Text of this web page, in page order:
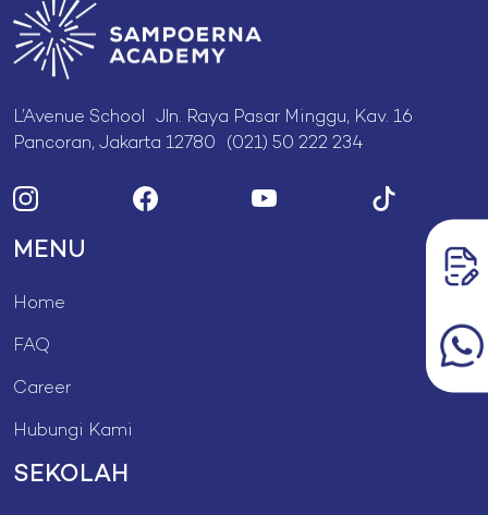
L’Avenue School Jln. Raya Pasar Minggu, Kav. 16
Pancoran, Jakarta 12780 (021) 50 222 234
MENU
Home
FAQ
Career
Hubungi Kami
SEKOLAH